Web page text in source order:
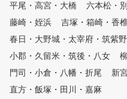
のキャディなどゴルフを知
ロばかり。 レッスンは、イン
ラムに沿って基礎から教えま
。それぞれの進度に合わせて
優しくて楽しいレッスンです
で独学で頑張ってきた方、途
平尾・高宮・大橋
六本松・
藤崎・姪浜
吉塚・箱崎・香
春日・大野城・太宰府・筑紫野
小郡・久留米・筑後・八女
門司・小倉・八幡・折尾
新
直方・飯塚・田川・嘉麻